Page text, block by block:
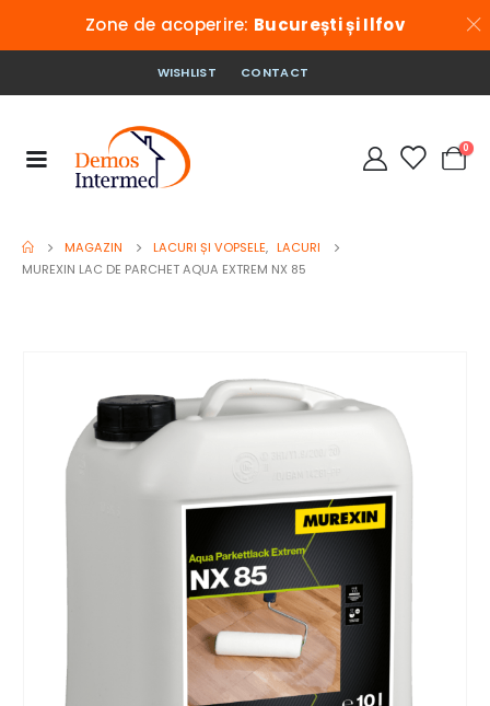
Zone de acoperire: București și Ilfov
WISHLIST CONTACT
0
MAGAZIN LACURI ȘI VOPSELE, LACURI
MUREXIN LAC DE PARCHET AQUA EXTREM NX 85